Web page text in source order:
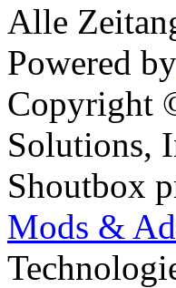
Alle
Powered by
Copyright
Solutions,
Shoutbox
Mods &